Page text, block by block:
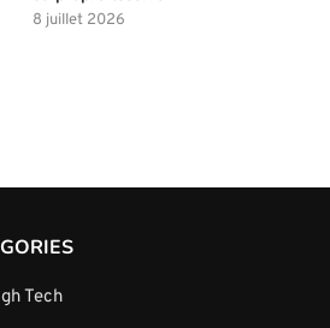
8 juillet 2026
Tech